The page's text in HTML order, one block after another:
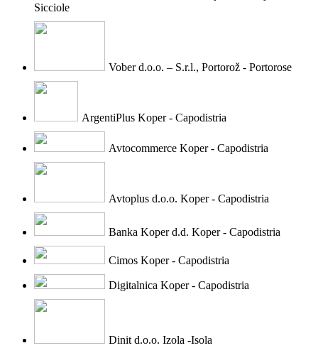
Sicciole
Vober d.o.o. – S.r.l., Portorož - Portorose
ArgentiPlus Koper - Capodistria
Avtocommerce Koper - Capodistria
Avtoplus d.o.o. Koper - Capodistria
Banka Koper d.d. Koper - Capodistria
Cimos Koper - Capodistria
Digitalnica Koper - Capodistria
Dinit d.o.o. Izola -Isola